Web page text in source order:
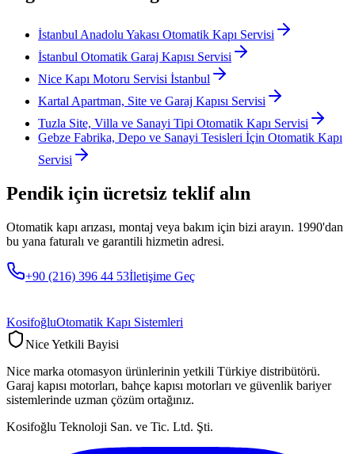
İstanbul Anadolu Yakası Otomatik Kapı Servisi
İstanbul Otomatik Garaj Kapısı Servisi
Nice Kapı Motoru Servisi İstanbul
Kartal Apartman, Site ve Garaj Kapısı Servisi
Tuzla Site, Villa ve Sanayi Tipi Otomatik Kapı Servisi
Gebze Fabrika, Depo ve Sanayi Tesisleri İçin Otomatik Kapı
Servisi
Pendik için ücretsiz teklif alın
Otomatik kapı arızası, montaj veya bakım için bizi arayın. 1990'dan
bu yana faturalı ve garantili hizmetin adresi.
+90 (216) 396 44 53İletişime Geç
KosifoğluOtomatik Kapı Sistemleri
Nice Yetkili Bayisi
Nice marka otomasyon ürünlerinin yetkili Türkiye distribütörü.
Garaj kapısı motorları, bahçe kapısı motorları ve güvenlik bariyer
sistemlerinde uzman çözüm ortağınız.
Kosifoğlu Teknoloji San. ve Tic. Ltd. Şti.